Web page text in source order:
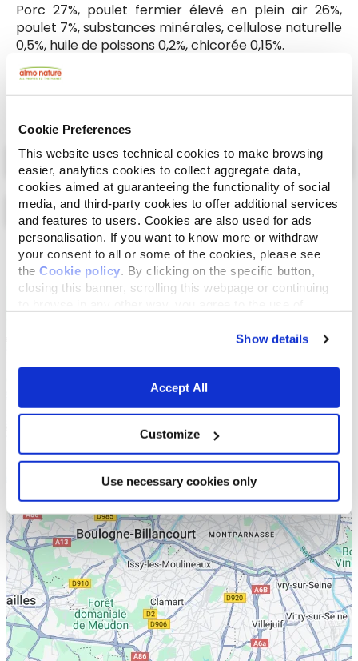
Cookie Preferences
This website uses technical cookies to make browsing
easier, analytics cookies to collect aggregate data,
cookies aimed at guaranteeing the functionality of social
media, and third-party cookies to offer additional services
and features to users. Cookies are also used for ads
personalisation. If you want to know more or withdraw
your consent to all or some of the cookies, please see
the Cookie policy. By clicking on the specific button,
closing this banner, scrolling this webpage or continuing
Show details
Accept All
Customize
Use necessary cookies only
Porc 27%, poulet fermier élevé en plein air 26%,
poulet 7%, substances minérales, cellulose naturelle
0,5%, huile de poissons 0,2%, chicorée 0,15%.
Select a tab
Liste Carte